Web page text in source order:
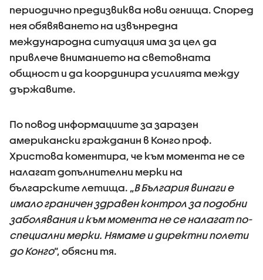
периодично предизвиква нови огнища. Според
нея обявяването на извънредна
международна ситуация има за цел да
привлече вниманието на световната
общност и да координира усилията между
държавите.
По повод информациите за заразен
американски гражданин в Конго проф.
Христова коментира, че към момента не се
налагат допълнителни мерки на
българските летища. „В България винаги е
имало граничен здравен контрол за подобни
заболявания и към момента не се налагат по-
специални мерки. Нямаме и директни полети
до Конго“, обясни тя.